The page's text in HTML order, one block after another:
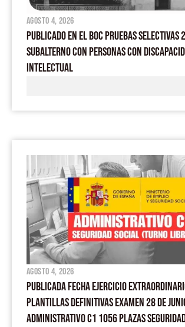
agosto 4, 2026
PUBLICADO EN EL BOC PRUEBAS SELECTIVAS
SUBALTERNO CON PERSONAS CON
INTELECTUAL
agosto 4, 2026
PUBLICADA FECHA EJERCICIO
PLANTILLAS DEFINITIVAS EXAMEN 28 DE
ADMINISTRATIVO C1 1056 PLAZAS